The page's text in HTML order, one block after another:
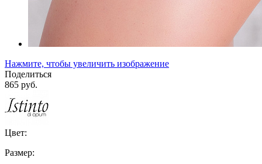
Нажмите, чтобы увеличить изображение
Поделиться
865 руб.
Цвет:
Размер: